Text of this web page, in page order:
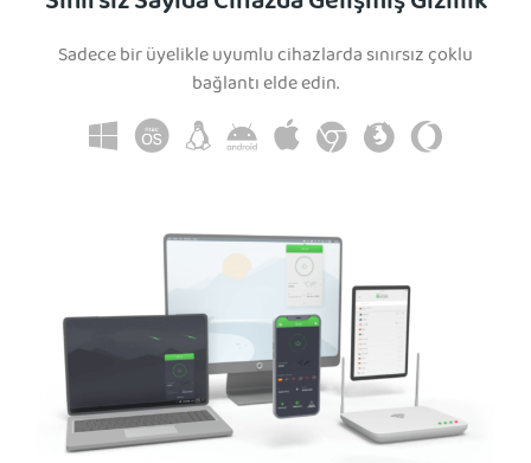
Sadece bir üyelikle uyumlu cihazlarda sınırsız çoklu
bağlantı elde edin.